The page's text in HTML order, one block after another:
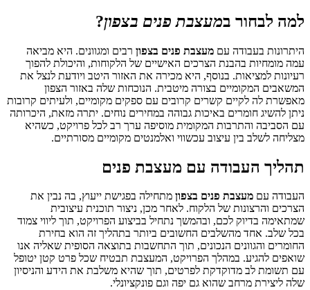
למה לבחור במעצבת פנים בצפון?
היתרונות בעבודה עם מעצבת פנים בצפון רבים ומגוונים. היא מביאה
עמה מומחיות בהבנת הצרכים האישיים של הלקוחות, והיכולת להפוך
רעיונות למציאות. בנוסף, היא מכירה את האזור היטב ויודעת לנצל את
המשאבים המקומיים בצורה מיטבית. הנוכחות שלה באזור הצפון
מאפשרת לה לקיים קשרים קרובים עם ספקים מקומיים, ולעיתים קרובות
ניתן להשיג חומרים באיכות גבוהה במחירים נוחים. יתרה מזאת, היכרותה
עם הסביבה והתרבות המקומית מוסיפה ערך רב לכל פרויקט, כשהיא
מצליחה לשלב בין עיצוב עכשווי ואלמנטים מקומיים מסורתיים.
תהליך העבודה עם מעצבת פנים
העבודה עם מעצבת פנים בצפון מתחילה בפגישת ייעוץ, בה נבין את
הצרכים והרצונות של הלקוח. לאחר מכן, ניצור תוכנית עיצובית
שמתאימה בדיוק לכם, ובהמשך נתחיל בביצוע הפרויקט, תוך ליווי צמוד
בכל שלב. אחד מהשלבים החשובים ביותר בתהליך זה הוא בחירת
החומרים והגוונים הנכונים, תוך התחשבות בתוצאה הסופית שאליה אנו
שואפים להגיע. במהלך הפרויקט, המעצבת תבטיח שכל פרט קטן יטופל
עם תשומת לב מדוקדקת לפרטים, תוך שהיא משלבת את הידע והניסיון
שלה ליצירת מרחב שהוא גם יפה וגם פונקציונלי.